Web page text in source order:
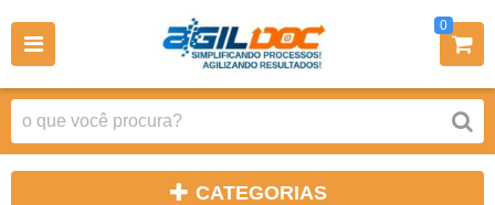
0
CATEGORIAS